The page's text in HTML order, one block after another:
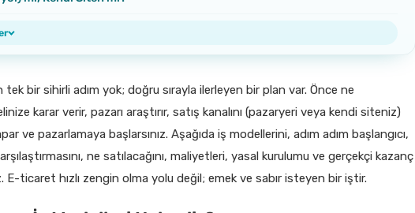
bir sihirli adım yok; doğru sırayla ilerleyen bir plan var. Önce ne
karar verir, pazarı araştırır, satış kanalını (pazaryeri veya kendi siteniz)
ve pazarlamaya başlarsınız. Aşağıda iş modellerini, adım adım başlangıcı,
ne satılacağını, maliyetleri, yasal kurulumu ve gerçekçi kazanç
E-ticaret hızlı zengin olma yolu değil; emek ve sabır isteyen bir iştir.